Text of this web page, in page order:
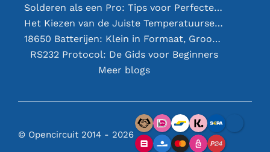
Solderen als een Pro: Tips voor Perfecte Elektronische Verbindingen
Het Kiezen van de Juiste Temperatuursensor [youtube]
18650 Batterijen: Klein in Formaat, Groot in Prestatie
RS232 Protocol: De Gids voor Beginners
Meer blogs
© Opencircuit 2014 - 2026